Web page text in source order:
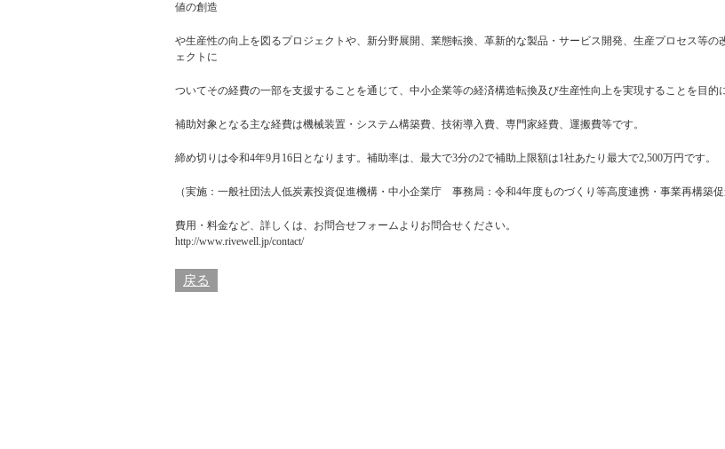
値の創造
や生産性の向上を図るプロジェクトや、新分野展開、業態転換、革新的な製品・サービス開発、生産プロセス等の
ェクトに
ついてその経費の一部を支援することを通じて、中小企業等の経済構造転換及び生産性向上を実現することを目的
補助対象となる主な経費は機械装置・システム構築費、技術導入費、専門家経費、運搬費等です。
締め切りは令和4年9月16日となります。補助率は、最大で3分の2で補助上限額は1社あたり最大で2,500万円です。
（実施：一般社団法人低炭素投資促進機構・中小企業庁 事務局：令和4年度ものづくり等高度連携・事業再構築促
費用・料金など、詳しくは、 お問合せフォームよりお問合せください。
http://www.rivewell.jp/contact/
戻る